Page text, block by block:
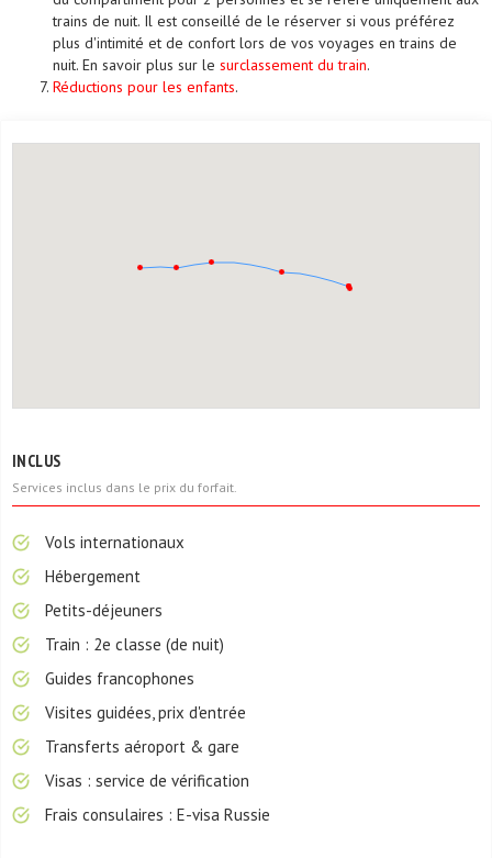
trains de nuit. Il est conseillé de le réserver si vous préférez
plus d'intimité et de confort lors de vos voyages en trains de
nuit. En savoir plus sur le surclassement du train.
Réductions pour les enfants.
INCLUS
Services inclus dans le prix du forfait.
Vols internationaux
Hébergement
Petits-déjeuners
Train : 2e classe (de nuit)
Guides francophones
Visites guidées, prix d'entrée
Transferts aéroport & gare
Visas : service de vérification
Frais consulaires : E-visa Russie